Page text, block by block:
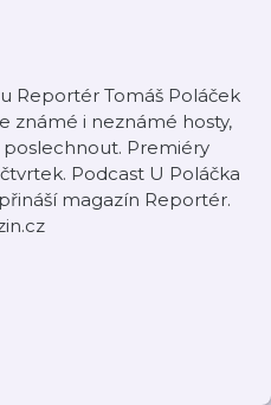
Reportér Tomáš Poláček
známé i neznámé hosty,
poslechnout. Premiéry
Podcast U Poláčka
magazín Reportér.